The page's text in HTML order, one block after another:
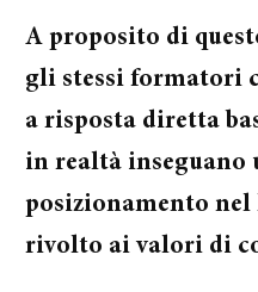
A proposito di
gli stessi formatori
a risposta diretta
in realtà inseguano
posizionamento
rivolto ai valori di